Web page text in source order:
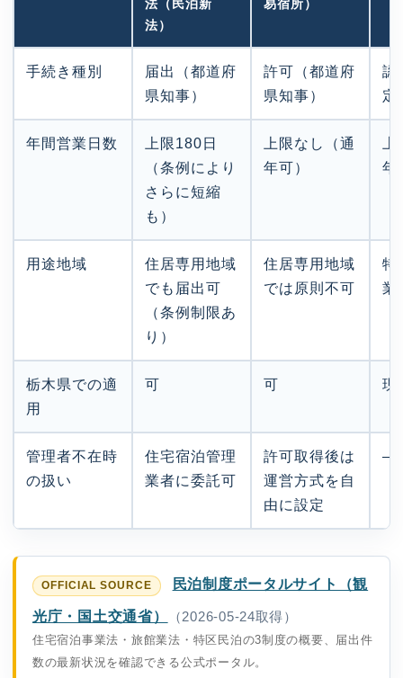
法（民泊新
法）
易宿所）
手続き種別
届出（都道府
県知事）
許可（都道府
県知事）
認
定
年間営業日数
上限180日
（条例により
さらに短縮
も）
上限なし（通
年可）
年
用途地域
住居専用地域
でも届出可
（条例制限あ
り）
住居専用地域
では原則不可
特
業
栃木県での適
用
可 可 現
管理者不在時
の扱い
住宅宿泊管理
業者に委託可
許可取得後は
運営方式を自
由に設定
—
民泊制度ポータルサイト（観
光庁・国土交通省）
（2026-05-24取得）
住宅宿泊事業法・旅館業法・特区民泊の3制度の概要、届出件
数の最新状況を確認できる公式ポータル。